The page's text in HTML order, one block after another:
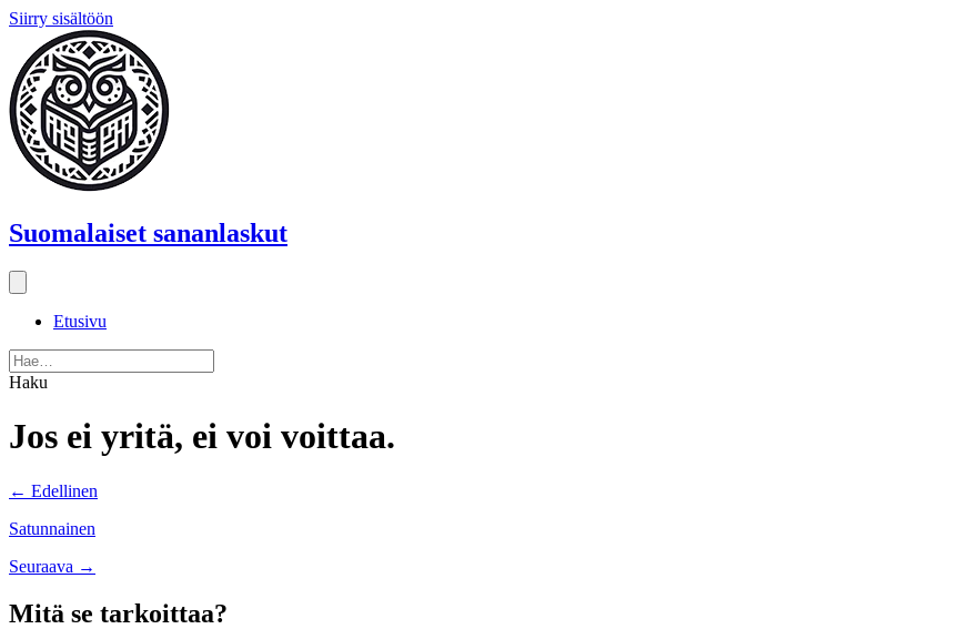
Siirry sisältöön
Suomalaiset sananlaskut
Etusivu
Haku
Jos ei yritä, ei voi voittaa.
Posts
navigation
← Edellinen
Satunnainen
Posts
navigation
Seuraava →
Mitä se tarkoittaa?